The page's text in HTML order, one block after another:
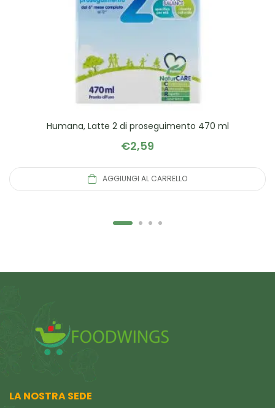
Humana, Latte 2 di proseguimento 470 ml
€2,59
AGGIUNGI AL CARRELLO
LA NOSTRA SEDE